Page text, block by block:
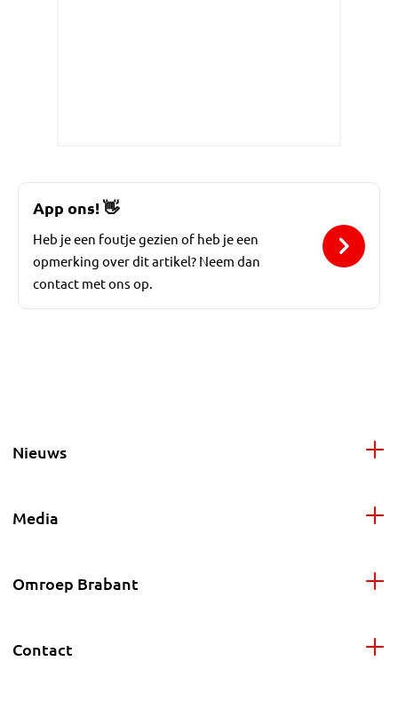
App ons!👋
Heb je een foutje gezien of heb je een
opmerking over dit artikel? Neem dan
contact met ons op.
Nieuws
Media
Omroep Brabant
Contact